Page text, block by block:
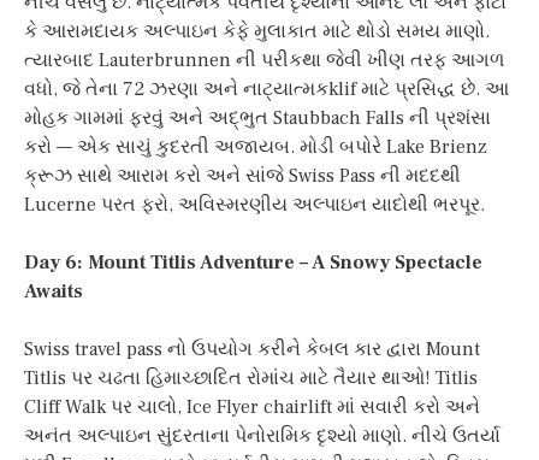
કે આરામદાયક અલ્પાઇન કેફે મુલાકાત માટે થોડો સમય માણો.
ત્યારબાદ Lauterbrunnen ની પરીકથા જેવી ખીણ તરફ આગળ
વધો, જે તેના 72 ઝરણા અને નાટ્યાત્મકklif માટે પ્રસિદ્ધ છે. આ
મોહક ગામમાં ફરવું અને અદ્ભુત Staubbach Falls ની પ્રશંસા
કરો — એક સાચું કુદરતી અજાયબ. મોડી બપોરે Lake Brienz
ક્રૂઝ સાથે આરામ કરો અને સાંજે Swiss Pass ની મદદથી
Lucerne પરત ફરો, અવિસ્મરણીય અલ્પાઇન યાદોથી ભરપૂર.
Day 6: Mount Titlis Adventure – A Snowy Spectacle
Awaits
Swiss travel pass નો ઉપયોગ કરીને કેબલ કાર દ્વારા Mount
Titlis પર ચઢતા હિમાચ્છાદિત રોમાંચ માટે તૈયાર થાઓ! Titlis
Cliff Walk પર ચાલો, Ice Flyer chairlift માં સવારી કરો અને
અનંત અલ્પાઇન સુંદરતાના પેનોરામિક દૃશ્યો માણો. નીચે ઉતર્યા